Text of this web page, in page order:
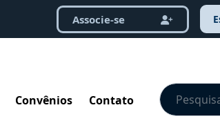
Associe-se
Convênios Contato
Ir para o